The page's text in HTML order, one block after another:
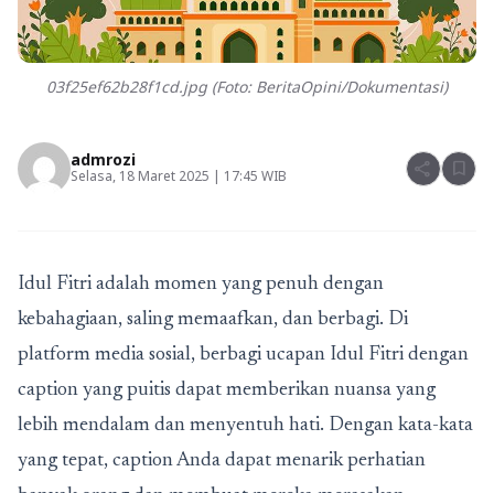
03f25ef62b28f1cd.jpg (Foto: BeritaOpini/Dokumentasi)
admrozi
Selasa, 18 Maret 2025 | 17:45 WIB share bookmark
Idul Fitri adalah momen yang penuh dengan
kebahagiaan, saling memaafkan, dan berbagi. Di
platform media sosial, berbagi ucapan Idul Fitri dengan
caption yang puitis dapat memberikan nuansa yang
lebih mendalam dan menyentuh hati. Dengan kata-kata
yang tepat, caption Anda dapat menarik perhatian